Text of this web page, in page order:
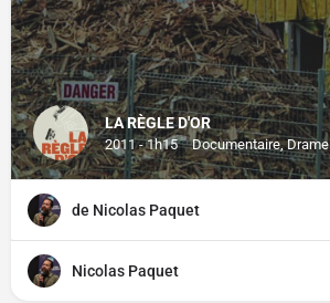
LA RÈGLE D'OR
2011 - 1h15 Documentaire, Drame
de Nicolas Paquet
Nicolas Paquet